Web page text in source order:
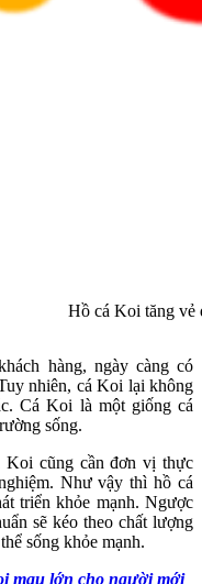
Hồ cá Koi tăng vẻ
hàng, ngày càng có
nhiên, cá Koi lại không
Cá Koi là một giống cá
sống.
cũng cần đơn vị thực
Như vậy thì hồ cá
triển khỏe mạnh. Ngược
sẽ kéo theo chất lượng
sống khỏe mạnh.
mau lớn cho người mới